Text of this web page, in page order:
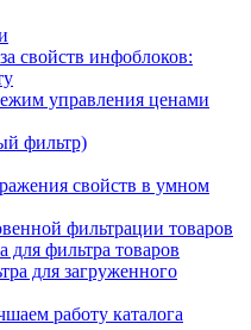
свойств инфоблоков:
управления ценами
фильтр)
свойств в умном
фильтрации товаров
для фильтра товаров
для загруженного
работу каталога